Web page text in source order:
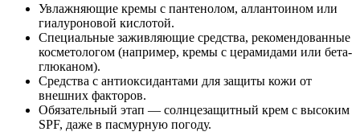
Увлажняющие кремы с пантенолом, аллантоином или
гиалуроновой кислотой.
Специальные заживляющие средства, рекомендованные
косметологом (например, кремы с церамидами или бета-
глюканом).
Средства с антиоксидантами для защиты кожи от
внешних факторов.
Обязательный этап — солнцезащитный крем с высоким
SPF, даже в пасмурную погоду.